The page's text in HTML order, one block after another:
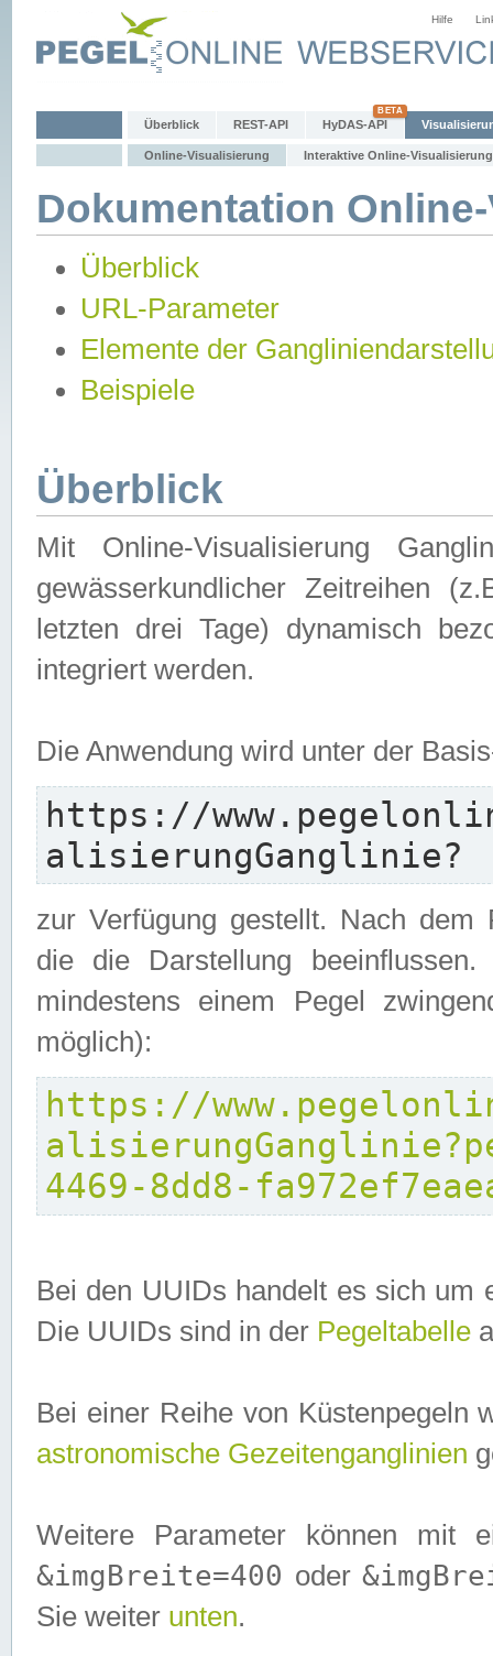
Hilfe
Überblick REST-API HyDAS-API
Online-Visualisierung Interaktive Online-Visualisierung
Dokumentation
Überblick
URL-Parameter
Elemente der
Beispiele
Überblick
Mit Online-Visualisierung
gewässerkundlicher Zeitreihen
letzten drei Tage) dynamisch
integriert werden.
Die Anwendung wird unter der
https://
alisierungGanglinie?
zur Verfügung gestellt. Nach dem
die die Darstellung
mindestens einem Pegel
möglich):
https://
4469-8dd8-
Bei den UUIDs handelt es sich um
Die UUIDs sind in der Pegeltabelle
Bei einer Reihe von Küstenpegeln
astronomische Gezeitenganglinien
Weitere Parameter können mit
&imgBreite=400 oder
Sie weiter unten.